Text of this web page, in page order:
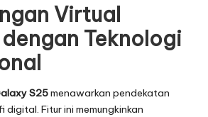
Virtual
Teknologi
S25menawarkan pendekatan
Fitur ini memungkinkan